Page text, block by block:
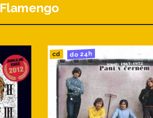
Flamengo
cd do 24h